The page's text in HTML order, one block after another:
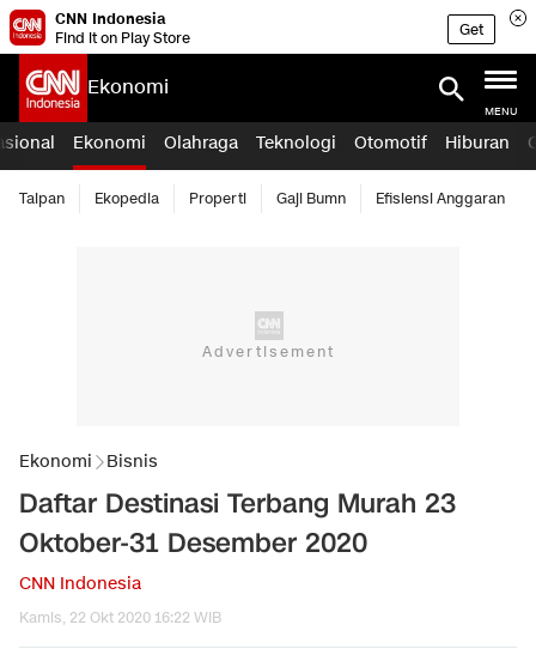
CNN Indonesia
Find it on Play Store
Get
Ekonomi
MENU
Ekonomi Olahraga Teknologi Otomotif Hiburan
Taipan Ekopedia Properti Gaji Bumn Efisiensi Anggaran
Ekonomi Bisnis
Daftar Destinasi Terbang Murah 23
Oktober-31 Desember 2020
CNN Indonesia
Kamis, 22 Okt 2020 16:22 WIB